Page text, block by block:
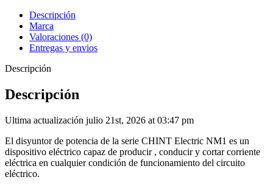
Descripción
Marca
Valoraciones (0)
Entregas y envios
Descripción
Descripción
Ultima actualización julio 21st, 2026 at 03:47 pm
El disyuntor de potencia de la serie CHINT Electric NM1 es un
dispositivo eléctrico capaz de producir , conducir y cortar corriente
eléctrica en cualquier condición de funcionamiento del circuito
eléctrico.